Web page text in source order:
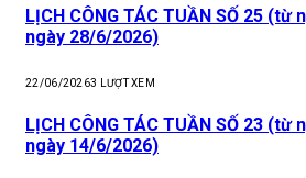
LỊCH CÔNG TÁC TUẦN SỐ 25 (từ
ngày 28/6/2026)
22/06/20263 LƯỢT XEM
LỊCH CÔNG TÁC TUẦN SỐ 23 (từ
ngày 14/6/2026)